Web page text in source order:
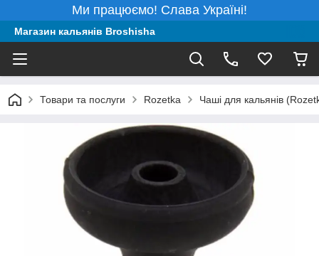
Ми працюємо! Слава Україні!
Магазин кальянів Broshisha
Товари та послуги Rozetka Чаші для кальянів